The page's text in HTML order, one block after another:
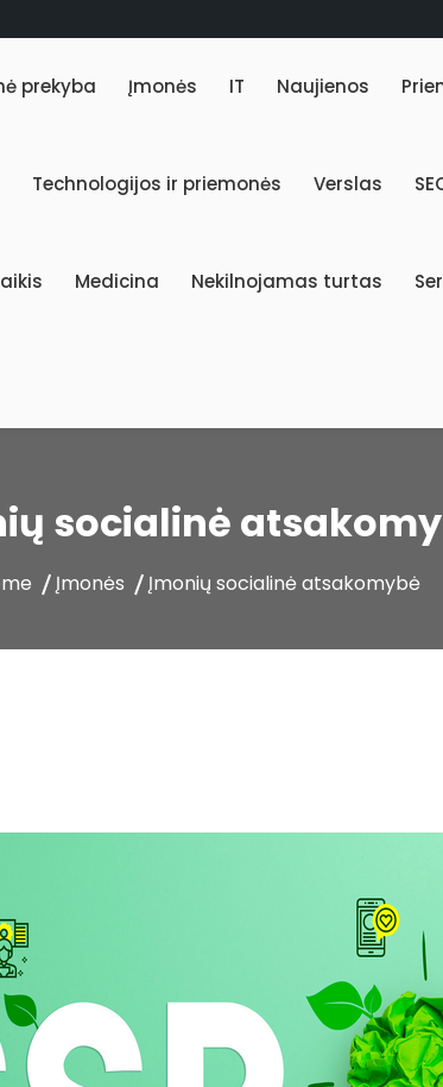
prekyba Įmonės IT Naujienos
Technologijos ir priemonės Verslas
Medicina Nekilnojamas turtas
socialinė
Įmonės Įmonių socialinė atsakomybė